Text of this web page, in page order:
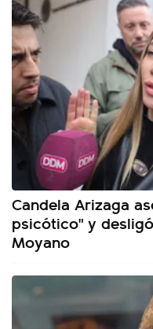
Candela Arizaga
psicótico" y
Moyano